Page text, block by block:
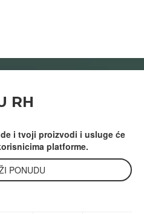
RH
i tvoji proizvodi i usluge će
platforme.
PONUDU